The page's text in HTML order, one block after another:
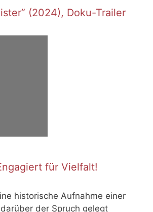
(2024), Doku-Trailer
für Vielfalt!